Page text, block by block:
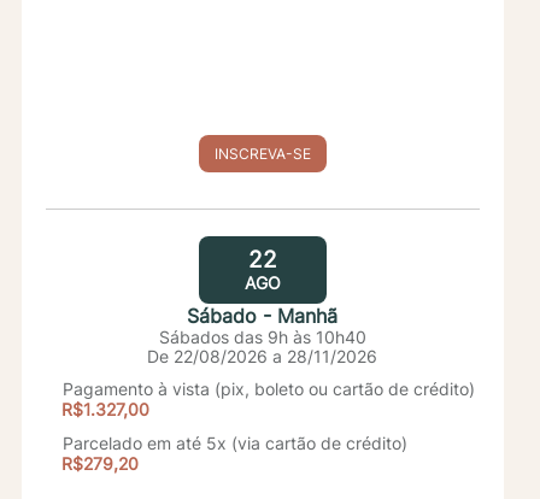
INSCREVA-SE
22
AGO
Sábado - Manhã
Sábados das 9h às 10h40
De 22/08/2026 a 28/11/2026
Pagamento à vista (pix, boleto ou cartão de crédito)
R$1.327,00
Parcelado em até 5x (via cartão de crédito)
R$279,20